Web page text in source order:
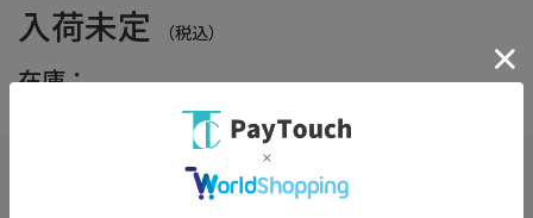
入荷未定 （税込）
在庫：
在庫がありません